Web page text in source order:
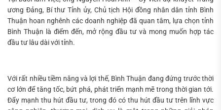
ương Đảng, Bí thư Tỉnh ủy, Chủ tịch Hội đồng nhân dân tỉnh Bình
Thuận hoan nghênh các doanh nghiệp đã quan tâm, lựa chọn tỉnh
Bình Thuận là điểm đến, mở rộng đầu tư và mong muốn hợp tác
đầu tư lâu dài với tỉnh.
Với rất nhiều tiềm năng và lợi thế, Bình Thuận đang đứng trước thời
cơ lớn để tăng tốc, bứt phá, phát triển mạnh mẽ trong thời gian tới.
Đẩy mạnh thu hút đầu tư, trong đó có thu hút đầu tư trên lĩnh vực